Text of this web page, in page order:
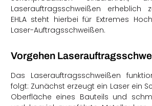
Laserauftragsschweißen erheblich
EHLA steht hierbei für Extremes
Laser-Auftragsschweißen.
Vorgehen
Das Laserauftragsschweißen
folgt: Zunächst erzeugt ein Laser ein
Oberfläche eines Bauteils und